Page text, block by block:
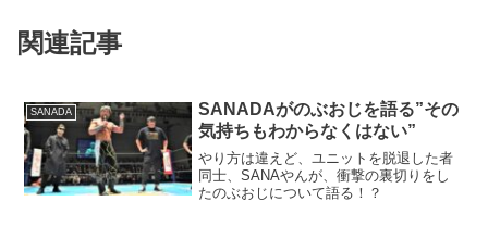
関連記事
SANADA
SANADAがのぶおじを語る”その
気持ちもわからなくはない”
やり方は違えど、ユニットを脱退した者
同士、SANAやんが、衝撃の裏切りをし
たのぶおじについて語る！？